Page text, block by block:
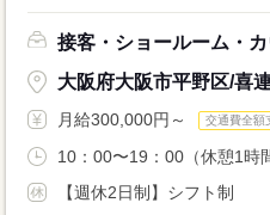
接客・ショールーム・
大阪府大阪市平野区/喜
月給300,000円～ 交通費全額
10：00〜19：00（休憩1時
【週休2日制】シフト制